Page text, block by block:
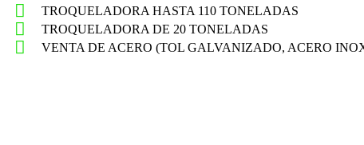
TROQUELADORA HASTA 110 TONELADAS
TROQUELADORA DE 20 TONELADAS
VENTA DE ACERO (TOL GALVANIZADO, ACERO